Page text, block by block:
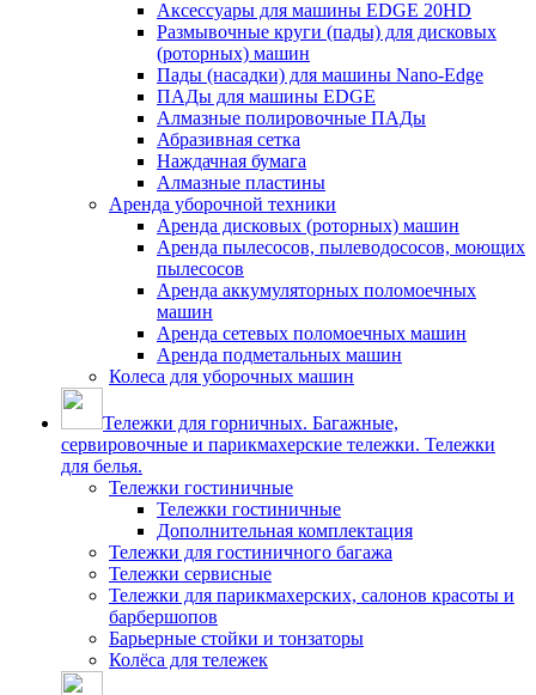
Аксессуары для машины EDGE 20HD
Размывочные круги (пады) для дисковых
(роторных) машин
Пады (насадки) для машины Nano-Edge
ПАДы для машины EDGE
Алмазные полировочные ПАДы
Абразивная сетка
Наждачная бумага
Алмазные пластины
Аренда уборочной техники
Аренда дисковых (роторных) машин
Аренда пылесосов, пылеводососов, моющих
пылесосов
Аренда аккумуляторных поломоечных
машин
Аренда сетевых поломоечных машин
Аренда подметальных машин
Колеса для уборочных машин
Тележки для горничных. Багажные,
сервировочные и парикмахерские тележки. Тележки
для белья.
Тележки гостиничные
Тележки гостиничные
Дополнительная комплектация
Тележки для гостиничного багажа
Тележки сервисные
Тележки для парикмахерских, салонов красоты и
барбершопов
Барьерные стойки и тонзаторы
Колёса для тележек